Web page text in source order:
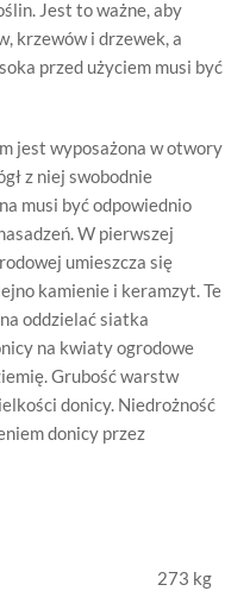
Jest to ważne, aby
krzewów i drzewek, a
przed użyciem musi być
jest wyposażona w otwory
z niej swobodnie
musi być odpowiednio
W pierwszej
umieszcza się
kamienie i keramzyt. Te
oddzielać siatka
na kwiaty ogrodowe
Grubość warstw
donicy. Niedrożność
donicy przez
273 kg